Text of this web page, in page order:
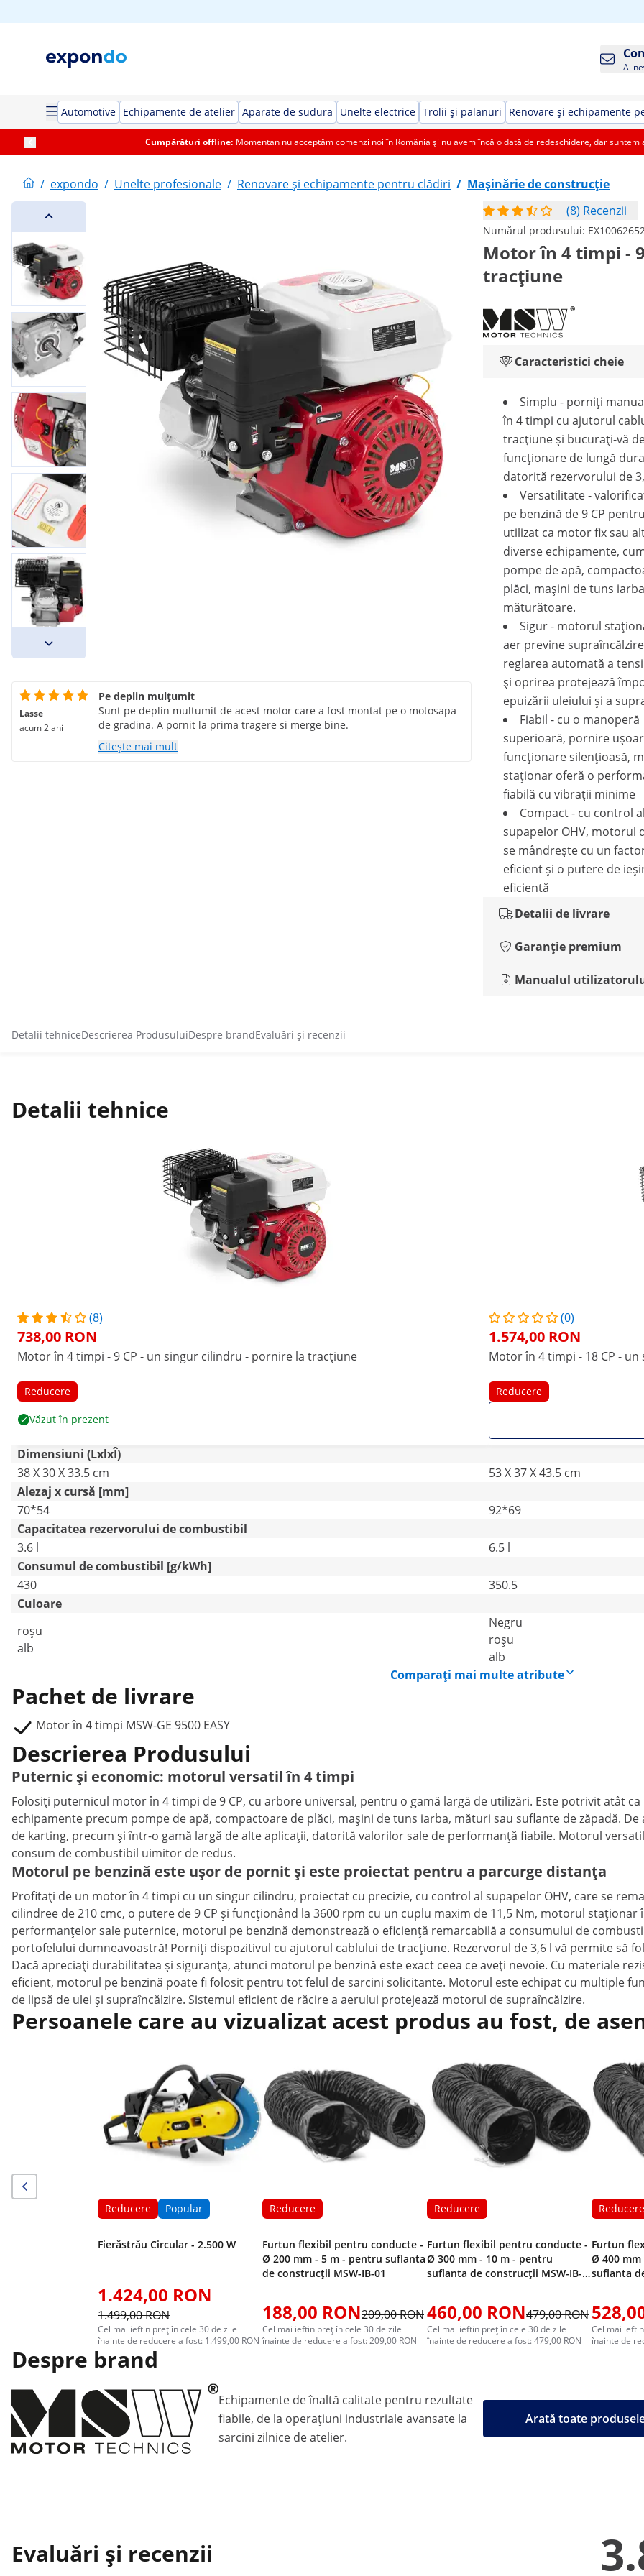
Ai
Automotive Echipamente de atelier Aparate de sudura Unelte electrice Trolii și palanuri Renovare și echipamente
Cumpărături offline: Momentan nu acceptăm comenzi noi în România și nu avem încă o dată de redeschidere, dar
/ expondo / Unelte profesionale / Renovare și echipamente pentru clădiri / Mașinărie de construcție
(8) Recenzii
Numărul produsului:
Motor în 4 timpi -
tracțiune
Caracteristici cheie
Simplu - porniți
în 4 timpi cu ajutorul
tracțiune și bucurați-vă
funcționare de lungă
datorită rezervorului de
Versatilitate -
pe benzină de 9 CP
utilizat ca motor fix sau
diverse echipamente,
pompe de apă,
plăci, mașini de tuns
măturătoare.
Sigur - motorul
aer previne
reglarea automată a
și oprirea protejează
epuizării uleiului și a
Fiabil - cu o manoperă
superioară, pornire
funcționare silențioasă,
staționar oferă o
fiabilă cu vibrații minime
Compact - cu control
supapelor OHV, motorul
se mândrește cu un
eficient și o putere de
eficientă
Detalii de livrare
Garanție premium
Manualul
Lasse
acum 2 ani
Pe deplin mulțumit
Sunt pe deplin multumit de acest motor care a fost montat pe o motosapa
de gradina. A pornit la prima tragere si merge bine.
Citește mai mult
Detalii tehniceDescrierea ProdusuluiDespre brandEvaluări și recenzii
Detalii tehnice
(8)
738,00 RON
Motor în 4 timpi - 9 CP - un singur cilindru - pornire la tracțiune
Reducere
Văzut în prezent
(0)
1.574,00 RON
Motor în 4 timpi - 18 CP -
Reducere
Dimensiuni (LxlxÎ)
38 X 30 X 33.5 cm
53 X 37 X 43.5 cm
Alezaj x cursă [mm]
70*54
92*69
Capacitatea rezervorului de combustibil
3.6 l
6.5 l
Consumul de combustibil [g/kWh]
430
350.5
Culoare
roșu
alb
Negru
roșu
alb
Comparați mai multe atribute
Pachet de livrare
Motor în 4 timpi MSW-GE 9500 EASY
Descrierea Produsului
Puternic și economic: motorul versatil în 4 timpi
Folosiți puternicul motor în 4 timpi de 9 CP, cu arbore universal, pentru o gamă largă de utilizări. Este potrivit atât
echipamente precum pompe de apă, compactoare de plăci, mașini de tuns iarba, mături sau suflante de zăpadă.
de karting, precum și într-o gamă largă de alte aplicații, datorită valorilor sale de performanță fiabile. Motorul
consum de combustibil uimitor de redus.
Motorul pe benzină este ușor de pornit și este proiectat pentru a parcurge distanța
Profitați de un motor în 4 timpi cu un singur cilindru, proiectat cu precizie, cu control al supapelor OHV, care se
cilindree de 210 cmc, o putere de 9 CP și funcționând la 3600 rpm cu un cuplu maxim de 11,5 Nm, motorul
performanțelor sale puternice, motorul pe benzină demonstrează o eficiență remarcabilă a consumului de
portofelului dumneavoastră! Porniți dispozitivul cu ajutorul cablului de tracțiune. Rezervorul de 3,6 l vă permite să
Dacă apreciați durabilitatea și siguranța, atunci motorul pe benzină este exact ceea ce aveți nevoie. Cu materiale
eficient, motorul pe benzină poate fi folosit pentru tot felul de sarcini solicitante. Motorul este echipat cu multiple
de lipsă de ulei și supraîncălzire. Sistemul eficient de răcire a aerului protejează motorul de supraîncălzire.
Persoanele care au vizualizat acest produs au fost, de
Reducere Popular
Fierăstrău Circular - 2.500 W
1.424,00 RON
1.499,00 RON
Cel mai ieftin preț în cele 30 de zile
înainte de reducere a fost: 1.499,00 RON
Reducere
Furtun flexibil pentru conducte -
Ø 200 mm - 5 m - pentru suflanta
de construcții MSW-IB-01
188,00 RON209,00 RON
Cel mai ieftin preț în cele 30 de zile
înainte de reducere a fost: 209,00 RON
Reducere
Furtun flexibil pentru conducte -
Ø 300 mm - 10 m - pentru
suflanta de construcții MSW-IB-
460,00 RON479,00 RON
Cel mai ieftin preț în cele 30 de zile
înainte de reducere a fost: 479,00 RON
Reducere
Furtun
Ø 400
suflanta
Cel mai
înainte de
Despre brand
Echipamente de înaltă calitate pentru rezultate
fiabile, de la operațiuni industriale avansate la
sarcini zilnice de atelier.
Arată toate
Evaluări și recenzii